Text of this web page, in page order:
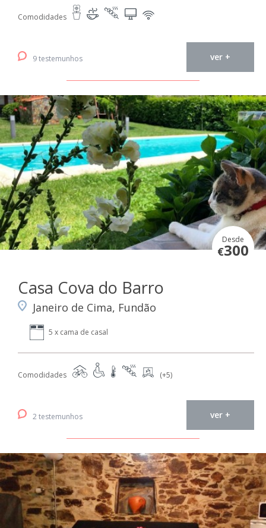
Comodidades
9 testemunhos ver +
Desde
€300
Casa Cova do Barro
Janeiro de Cima, Fundão
5 x cama de casal
Comodidades (+5)
2 testemunhos ver +